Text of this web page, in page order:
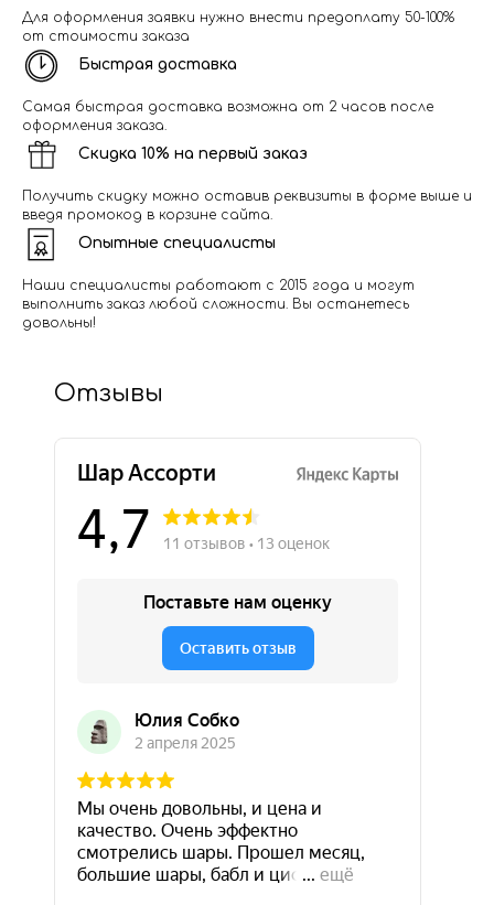
Для оформления заявки нужно внести предоплату 50-100%
от стоимости заказа
Быстрая доставка
Самая быстрая доставка возможна от 2 часов после
оформления заказа.
Скидка 10% на первый заказ
Получить скидку можно оставив реквизиты в форме выше и
введя промокод в корзине сайта.
Опытные специалисты
Наши специалисты работают с 2015 года и могут
выполнить заказ любой сложности. Вы останетесь
довольны!
Отзывы